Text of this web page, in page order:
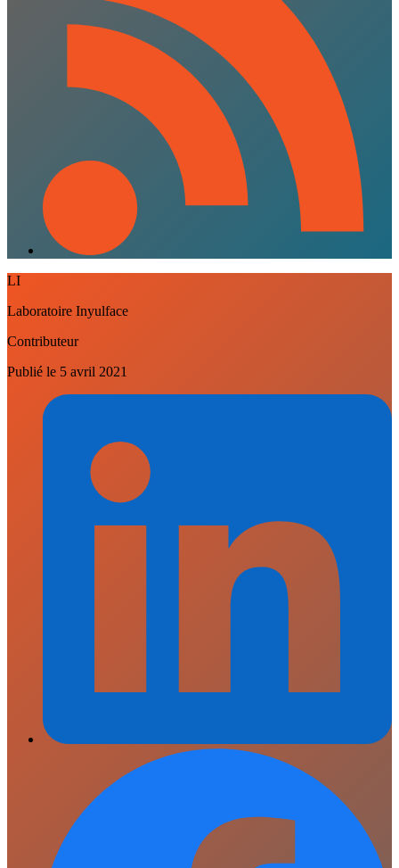
LI
Laboratoire Inyulface
Contributeur
Publié le 5 avril 2021